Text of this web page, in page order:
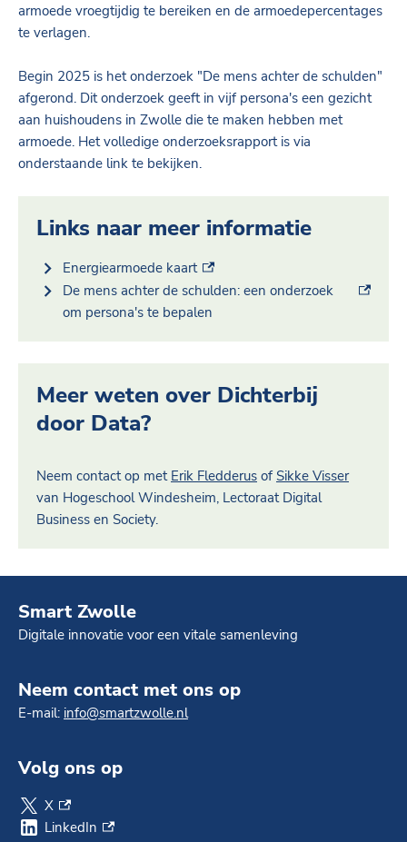
armoede vroegtijdig te bereiken en de armoedepercentages
te verlagen.
Begin 2025 is hetonderzoek "De mens achter de schulden"
afgerond. Dit onderzoek geeft in vijf persona's een gezicht
aan huishoudens in Zwolle die te maken hebben met
armoede. Het volledige onderzoeksrapport is via
onderstaande link te bekijken.
Links naar meer informatie
Energiearmoede kaart
(externe link)
De mens achter de schulden: een onderzoek
om persona's te bepalen
(externe link)
Meer weten over Dichterbij
door Data?
Neem contact op met Erik Fledderus of Sikke Visser
van Hogeschool Windesheim, Lectoraat Digital
Business en Society.
Smart Zwolle
Digitale innovatie voor een vitale samenleving
Neem contact met ons op
E-mail: info@smartzwolle.nl
Volg ons op
X
(externe link)
LinkedIn
(externe link)